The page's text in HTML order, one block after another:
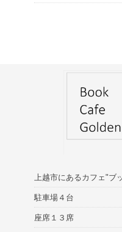
上越市にあるカフェ"ブ
駐車場４台
座席１３席